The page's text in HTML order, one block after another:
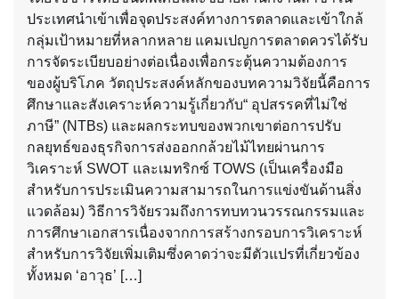
ประเทศนำเข้าเพื่อจุดประสงค์ทางการตลาดและเข้าใกล้
กลุ่มเป้าหมายที่หลากหลาย แคมเปญการตลาดควรได้รับ
การจัดระเบียบอย่างต่อเนื่องเพื่อกระตุ้นความต้องการ
ของผู้บริโภค วัตถุประสงค์หลักของบทความวิจัยนี้คือการ
ศึกษาและสังเคราะห์ความรู้เกี่ยวกับ“ อุปสรรคที่ไม่ใช่
ภาษี” (NTBs) และผลกระทบของพวกเขาต่อการปรับ
กลยุทธ์ของธุรกิจการส่งออกกล้วยไม้ไทยผ่านการ
วิเคราะห์ SWOT และเมทริกซ์ TOWS (เป็นเครื่องมือ
สำหรับการประเมินความสามารถในการแข่งขันด้านสิ่ง
แวดล้อม) วิธีการวิจัยรวมถึงการทบทวนวรรณกรรมและ
การศึกษาเอกสารเนื่องจากการสร้างกรอบการวิเคราะห์
สำหรับการวิจัยเพิ่มเติมซึ่งคาดว่าจะมีตัวแปรที่เกี่ยวข้อง
ทั้งหมด ‘อาวุธ’ […]